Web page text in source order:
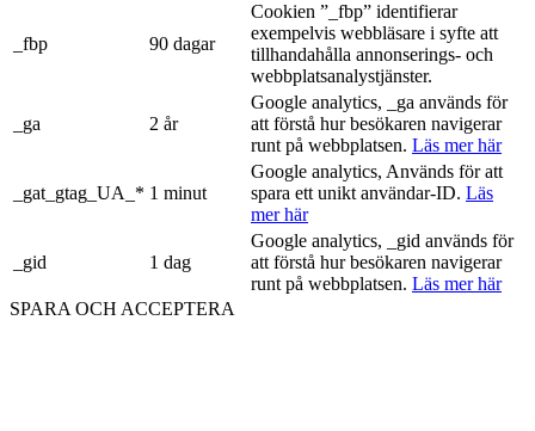
_fbp 90 dagar
Cookien ”_fbp” identifierar
exempelvis webbläsare i syfte att
tillhandahålla annonserings- och
webbplatsanalystjänster.
_ga 2 år
Google analytics, _ga används för
att förstå hur besökaren navigerar
runt på webbplatsen. Läs mer här
_gat_gtag_UA_* 1 minut
Google analytics, Används för att
spara ett unikt användar-ID. Läs
mer här
_gid 1 dag
Google analytics, _gid används för
att förstå hur besökaren navigerar
runt på webbplatsen. Läs mer här
SPARA OCH ACCEPTERA